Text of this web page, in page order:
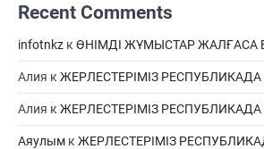
Recent Comments
infotnkz к ӨНІМДІ ЖҰМЫСТАР ЖАЛҒАСА
Алия к ЖЕРЛЕСТЕРІМІЗ РЕСПУБЛИКАДА
Алия к ЖЕРЛЕСТЕРІМІЗ РЕСПУБЛИКАДА
Аяулым к ЖЕРЛЕСТЕРІМІЗ